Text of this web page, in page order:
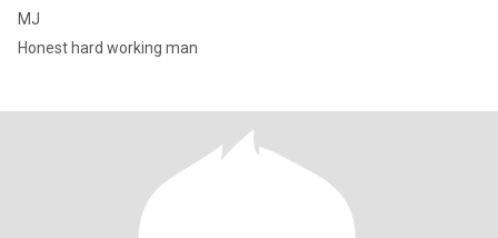
MJ
Honest hard working man